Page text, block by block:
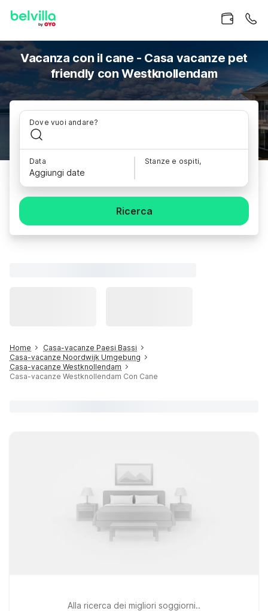
Vacanza con il cane - Casa vacanze pet
friendly con Westknollendam
Dove vuoi andare?
Data
Aggiungi date
Stanze e ospiti,
Ricerca
Home
Casa-vacanze Paesi Bassi
Casa-vacanze Noordwijk Umgebung
Casa-vacanze Westknollendam
Casa-vacanze Westknollendam Con Cane
Alla ricerca dei migliori soggiorni..